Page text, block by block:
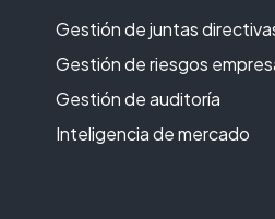
Gestión de juntas
Gestión de riesgos
Gestión de auditoría
Inteligencia de mercado